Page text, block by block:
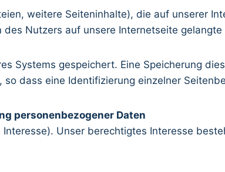
weitere Seiteninhalte), die auf unserer
Nutzers auf unsere Internetseite gelangte
Systems gespeichert. Eine Speicherung
dass eine Identifizierung einzelner
personenbezogener Daten
Unser berechtigtes Interesse